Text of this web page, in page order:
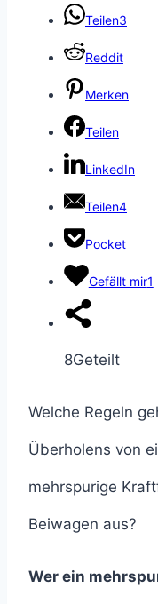
Teilen3
Reddit
Merken
Teilen
LinkedIn
Teilen4
Pocket
Gefällt mir1
8Geteilt
Welche Regeln
Überholens von
mehrspurige
Beiwagen aus?
Wer ein